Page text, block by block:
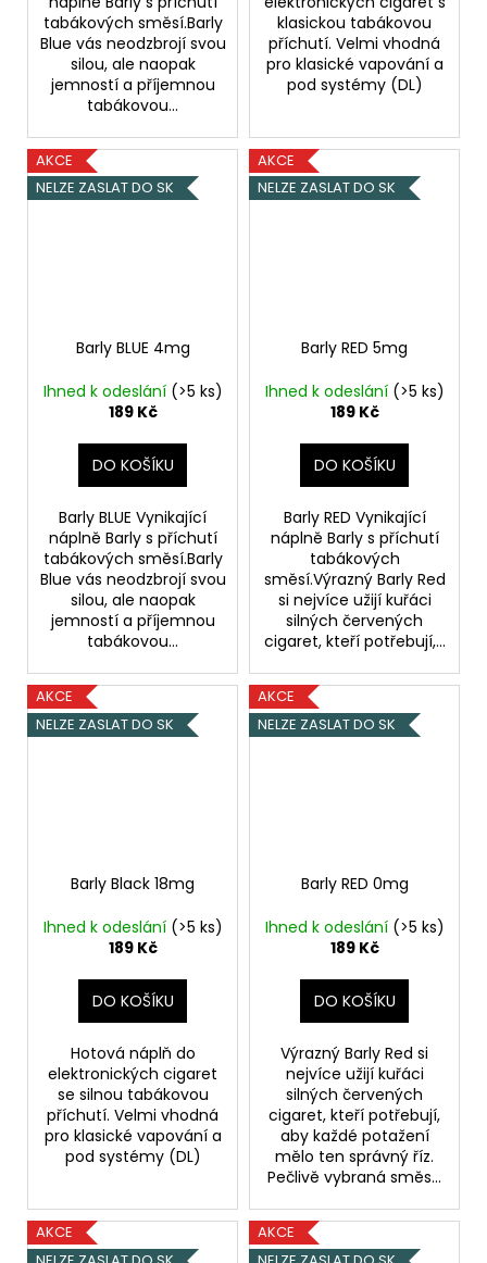
tabákových směsí.Barly
Blue vás neodzbrojí svou
silou, ale naopak
jemností a příjemnou
tabákovou...
klasickou tabákovou
příchutí. Velmi vhodná
pro klasické vapování a
pod systémy (DL)
AKCE
NELZE ZASLAT DO SK
Barly BLUE 4mg
Ihned k odeslání (>5 ks)
189 Kč
DO KOŠÍKU
Barly BLUE Vynikající
náplně Barly s příchutí
tabákových směsí.Barly
Blue vás neodzbrojí svou
silou, ale naopak
jemností a příjemnou
tabákovou...
AKCE
NELZE ZASLAT DO SK
Barly RED 5mg
Ihned k odeslání (>5 ks)
189 Kč
DO KOŠÍKU
Barly RED Vynikající
náplně Barly s příchutí
tabákových
směsí.Výrazný Barly Red
si nejvíce užijí kuřáci
silných červených
cigaret, kteří potřebují,...
AKCE
NELZE ZASLAT DO SK
Barly Black 18mg
Ihned k odeslání (>5 ks)
189 Kč
DO KOŠÍKU
Hotová náplň do
elektronických cigaret
se silnou tabákovou
příchutí. Velmi vhodná
pro klasické vapování a
pod systémy (DL)
AKCE
NELZE ZASLAT DO SK
Barly RED 0mg
Ihned k odeslání (>5 ks)
189 Kč
DO KOŠÍKU
Výrazný Barly Red si
nejvíce užijí kuřáci
silných červených
cigaret, kteří potřebují,
aby každé potažení
mělo ten správný říz.
Pečlivě vybraná směs...
AKCE
AKCE